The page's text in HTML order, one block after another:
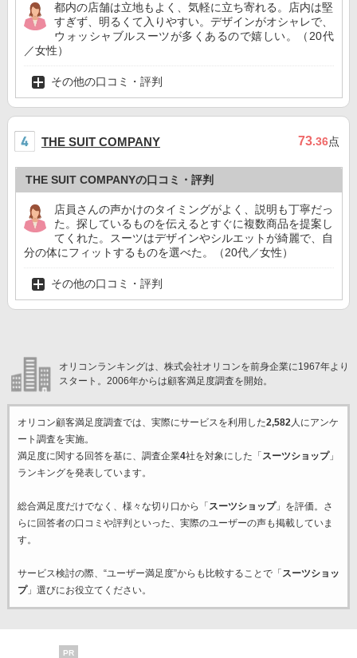
都内の店舗は立地もよく、気軽に立ち寄れる。店内は堅
すぎず、明るくて入りやすい。デザインがオシャレで、
ウォッシャブルスーツが多くあるので嬉しい。（20代
／女性）
その他の口コミ・評判
THE SUIT COMPANY 73.36点
THE SUIT COMPANYの口コミ・評判
店員さんの声かけのタイミングがよく、説明も丁寧だっ
た。探しているものを伝えるとすぐに複数商品を提案し
てくれた。スーツはデザインやシルエットが綺麗で、自
分の体にフィットするものを選べた。（20代／女性）
その他の口コミ・評判
オリコンランキングは、株式会社オリコンを前身企業に1967年より
スタート。2006年からは顧客満足度調査を開始。
オリコン顧客満足度調査では、実際にサービスを利用した2,582人にアンケ
ート調査を実施。
満足度に関する回答を基に、調査企業4社を対象にした「 スーツショップ」
ランキングを発表しています。
総合満足度だけでなく、様々な切り口から「 スーツショップ」を評価。さ
らに回答者の口コミや評判といった、実際のユーザーの声も掲載していま
す。
サービス検討の際、“ユーザー満足度”からも比較することで「 スーツショッ
プ」選びにお役立てください。
PR